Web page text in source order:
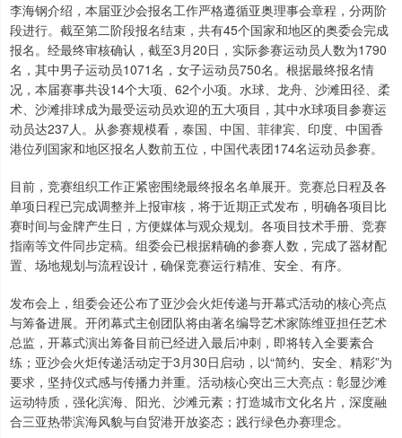
李海钢介绍，本届亚沙会报名工作严格遵循亚奥理事会章程，分两阶
段进行。截至第二阶段报名结束，共有45个国家和地区的奥委会完成
报名。经最终审核确认，截至3月20日，实际参赛运动员人数为1790
名，其中男子运动员1071名，女子运动员750名。根据最终报名情
况，本届赛事共设14个大项、62个小项。水球、龙舟、沙滩田径、柔
术、沙滩排球成为最受运动员欢迎的五大项目，其中水球项目参赛运
动员达237人。从参赛规模看，泰国、中国、菲律宾、印度、中国香
港位列国家和地区报名人数前五位，中国代表团174名运动员参赛。
目前，竞赛组织工作正紧密围绕最终报名名单展开。竞赛总日程及各
单项日程已完成调整并上报审核，将于近期正式发布，明确各项目比
赛时间与金牌产生日，方便媒体与观众规划。各项目技术手册、竞赛
指南等文件同步定稿。组委会已根据精确的参赛人数，完成了器材配
置、场地规划与流程设计，确保竞赛运行精准、安全、有序。
发布会上，组委会还公布了亚沙会火炬传递与开幕式活动的核心亮点
与筹备进展。开闭幕式主创团队将由著名编导艺术家陈维亚担任艺术
总监，开幕式演出筹备目前已经进入最后冲刺，即将转入全要素合
练；亚沙会火炬传递活动定于3月30日启动，以“简约、安全、精彩”为
要求，坚持仪式感与传播力并重。活动核心突出三大亮点：彰显沙滩
运动特质，强化滨海、阳光、沙滩元素；打造城市文化名片，深度融
合三亚热带滨海风貌与自贸港开放姿态；践行绿色办赛理念。